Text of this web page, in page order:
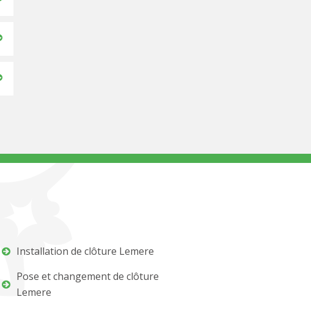
Installation de clôture Lemere
Pose et changement de clôture
Lemere